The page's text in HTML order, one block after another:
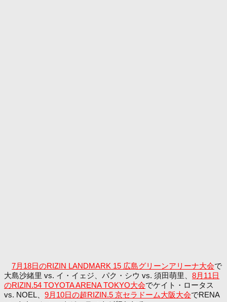
7月18日のRIZIN LANDMARK 15 広島グリーンアリーナ大会で
大島沙緒里 vs. イ・イェジ、パク・シウ vs. 須田萌里、 8月11日
のRIZIN.54 TOYOTA ARENA TOKYO大会でケイト・ロータス
vs. NOEL、 9月10日の超RIZIN.5 京セラドーム大阪大会でRENA